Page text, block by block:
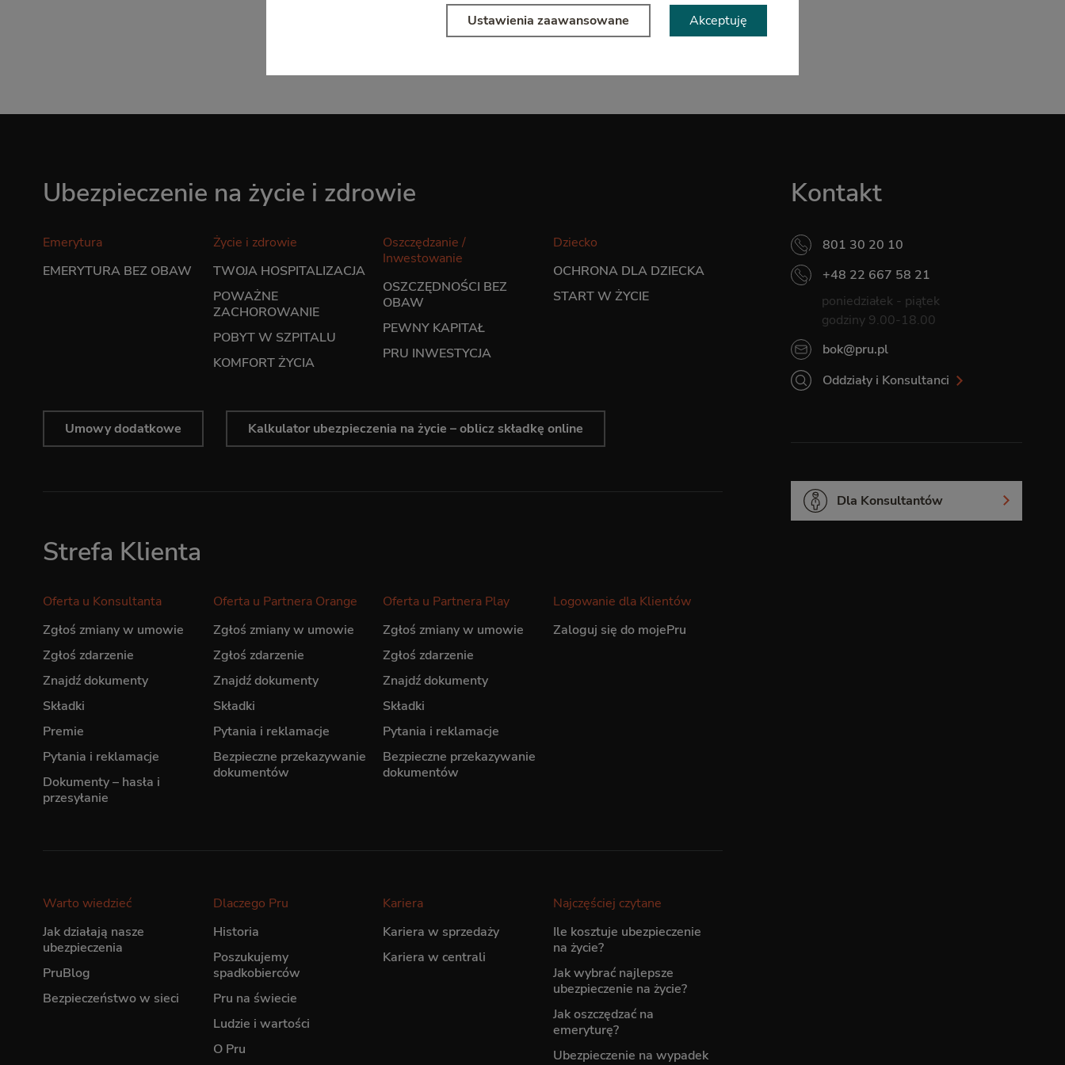
Ubezpieczenie na życie i zdrowie
Emerytura
EMERYTURA BEZ OBAW
Życie i zdrowie
TWOJA HOSPITALIZACJA
POWAŻNE
ZACHOROWANIE
POBYT W SZPITALU
KOMFORT ŻYCIA
Oszczędzanie /
Inwestowanie
OSZCZĘDNOŚCI BEZ
OBAW
PEWNY KAPITAŁ
PRU INWESTYCJA
Dziecko
OCHRONA DLA DZIECKA
START W ŻYCIE
Umowy dodatkowe Kalkulator ubezpieczenia na życie – oblicz składkę online
Strefa Klienta
Oferta u Konsultanta
Zgłoś zmiany w umowie
Zgłoś zdarzenie
Znajdź dokumenty
Składki
Premie
Pytania i reklamacje
Dokumenty – hasła i
przesyłanie
Oferta u Partnera Orange
Zgłoś zmiany w umowie
Zgłoś zdarzenie
Znajdź dokumenty
Składki
Pytania i reklamacje
Bezpieczne przekazywanie
dokumentów
Oferta u Partnera Play
Zgłoś zmiany w umowie
Zgłoś zdarzenie
Znajdź dokumenty
Składki
Pytania i reklamacje
Bezpieczne przekazywanie
dokumentów
Logowanie dla Klientów
Zaloguj się do mojePru
Warto wiedzieć
Jak działają nasze
ubezpieczenia
PruBlog
Bezpieczeństwo w sieci
Dlaczego Pru
Historia
Poszukujemy
spadkobierców
Pru na świecie
Ludzie i wartości
O Pru
Kariera
Kariera w sprzedaży
Kariera w centrali
Najczęściej czytane
Ile kosztuje ubezpieczenie
na życie?
Jak wybrać najlepsze
ubezpieczenie na życie?
Jak oszczędzać na
emeryturę?
Ubezpieczenie na wypadek
Kontakt
801 30 20 10
+48 22 667 58 21
poniedziałek - piątek
godziny 9.00-18.00
bok@pru.pl
Oddziały i Konsultanci
Dla Konsultantów
W każdej chwili możesz zmienić ustawienia – szczegółowe informacje znajdziesz w
Ustawienia zaawansowane Akceptuję